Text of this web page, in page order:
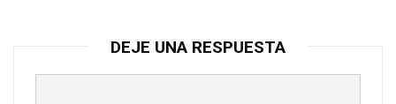
DEJE UNA RESPUESTA